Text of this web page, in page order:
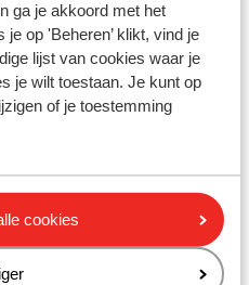
ga je akkoord met het
op 'Beheren’ klikt, vind je
lijst van cookies waar je
je wilt toestaan. Je kunt op
of je toestemming
cookies